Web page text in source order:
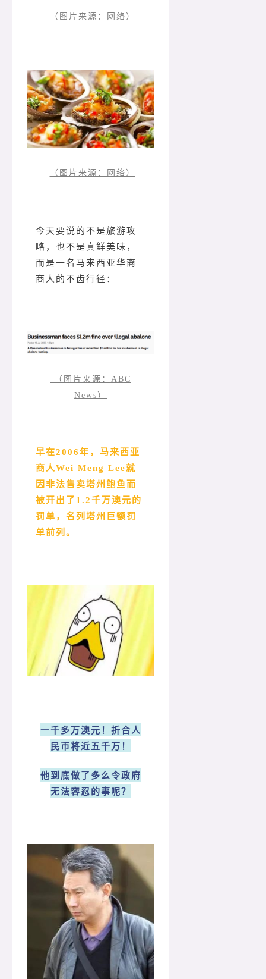
（图片来源：网络）
（图片来源：网络）
今天要说的不是旅游攻
略，也不是真鲜美味，
而是一名马来西亚华裔
商人的不齿行径：
（图片来源：ABC
News）
早在2006年，马来西亚
商人Wei Meng Lee就
因非法售卖塔州鲍鱼而
被开出了1.2千万澳元的
罚单，名列塔州巨额罚
单前列。
一千多万澳元！折合人
民币将近五千万！
他到底做了多么令政府
无法容忍的事呢？